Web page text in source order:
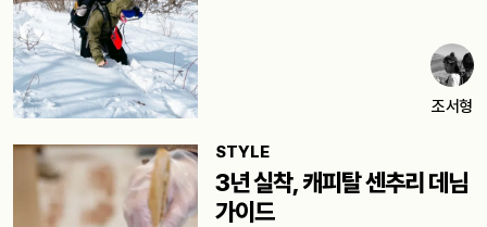
조서형
STYLE
3년 실착, 캐피탈 센추리 데님
가이드